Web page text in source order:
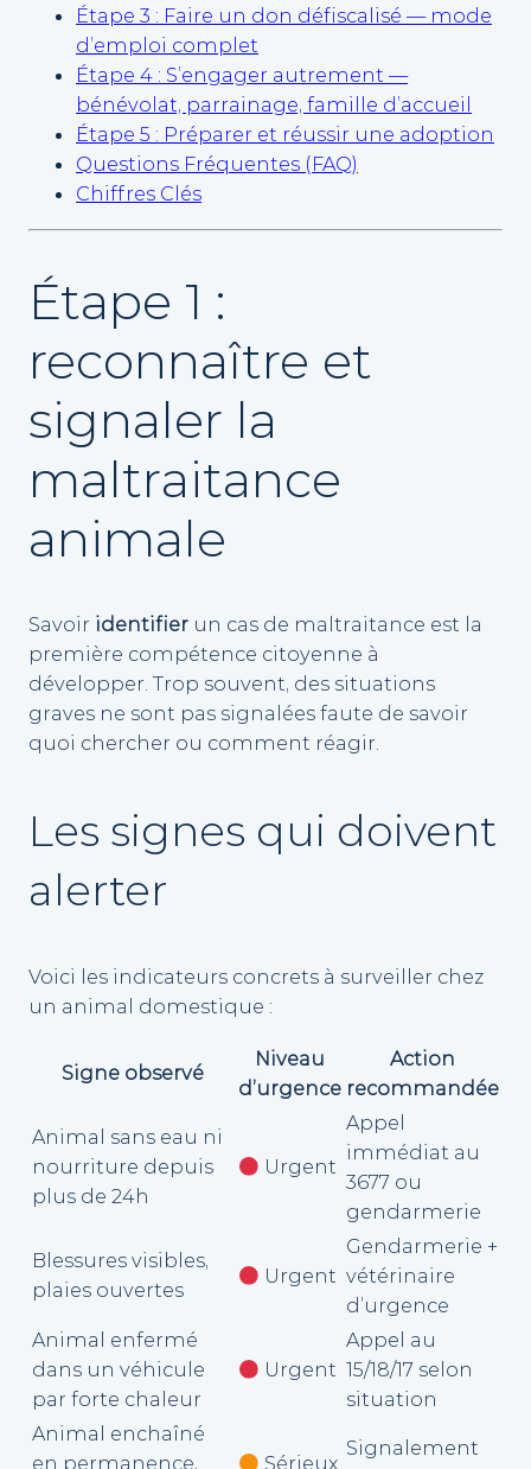
Étape 3 : Faire un don défiscalisé — mode
d’emploi complet
Étape 4 : S’engager autrement —
bénévolat, parrainage, famille d’accueil
Étape 5 : Préparer et réussir une adoption
Questions Fréquentes (FAQ)
Chiffres Clés
Étape 1 :
reconnaître et
signaler la
maltraitance
animale
Savoir identifier un cas de maltraitance est la
première compétence citoyenne à
développer. Trop souvent, des situations
graves ne sont pas signalées faute de savoir
quoi chercher ou comment réagir.
Les signes qui doivent
alerter
Voici les indicateurs concrets à surveiller chez
un animal domestique :
Signe observé
Niveau
d’urgence
Action
recommandée
Animal sans eau ni
nourriture depuis
plus de 24h
Urgent
Appel
immédiat au
3677 ou
gendarmerie
Blessures visibles,
plaies ouvertes
Urgent
Gendarmerie +
vétérinaire
d’urgence
Animal enfermé
dans un véhicule
par forte chaleur
Urgent
Appel au
15/18/17 selon
situation
Animal enchaîné
en permanence,
Sérieux
Signalement